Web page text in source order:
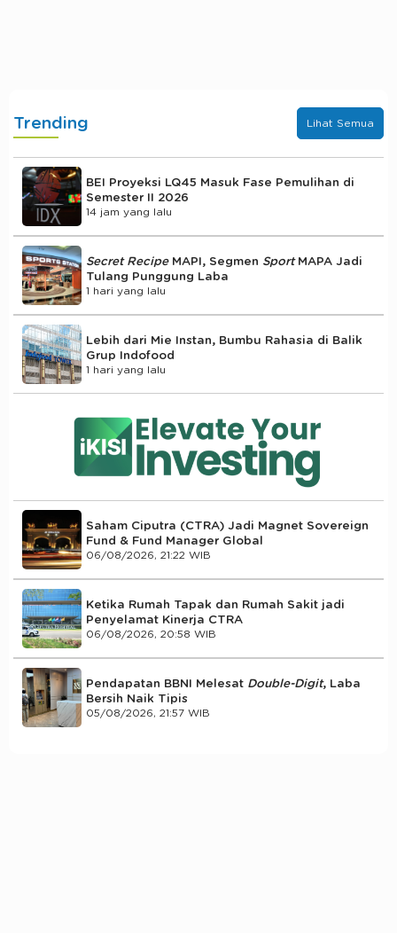
Trending Lihat Semua
BEI Proyeksi LQ45 Masuk Fase Pemulihan di
Semester II 2026
14 jam yang lalu
Secret RecipeMAPI, Segmen Sport MAPA Jadi
Tulang Punggung Laba
1 hari yang lalu
Lebih dari Mie Instan, Bumbu Rahasia di Balik
Grup Indofood
1 hari yang lalu
Saham Ciputra (CTRA) Jadi Magnet Sovereign
Fund & Fund Manager Global
06/08/2026, 21:22 WIB
Ketika Rumah Tapak dan Rumah Sakit jadi
Penyelamat Kinerja CTRA
06/08/2026, 20:58 WIB
Pendapatan BBNI Melesat Double-Digit, Laba
Bersih Naik Tipis
05/08/2026, 21:57 WIB